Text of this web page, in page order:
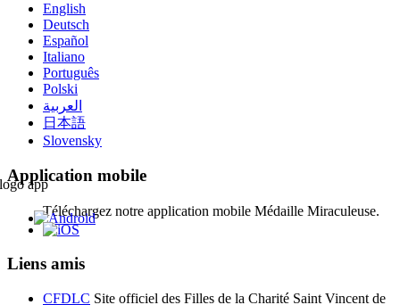
English
Deutsch
Español
Italiano
Português
Polski
العربية
日本語
Slovensky
Application mobile
Téléchargez notre application mobile Médaille Miraculeuse.
Liens amis
CFDLC Site officiel des Filles de la Charité Saint Vincent de